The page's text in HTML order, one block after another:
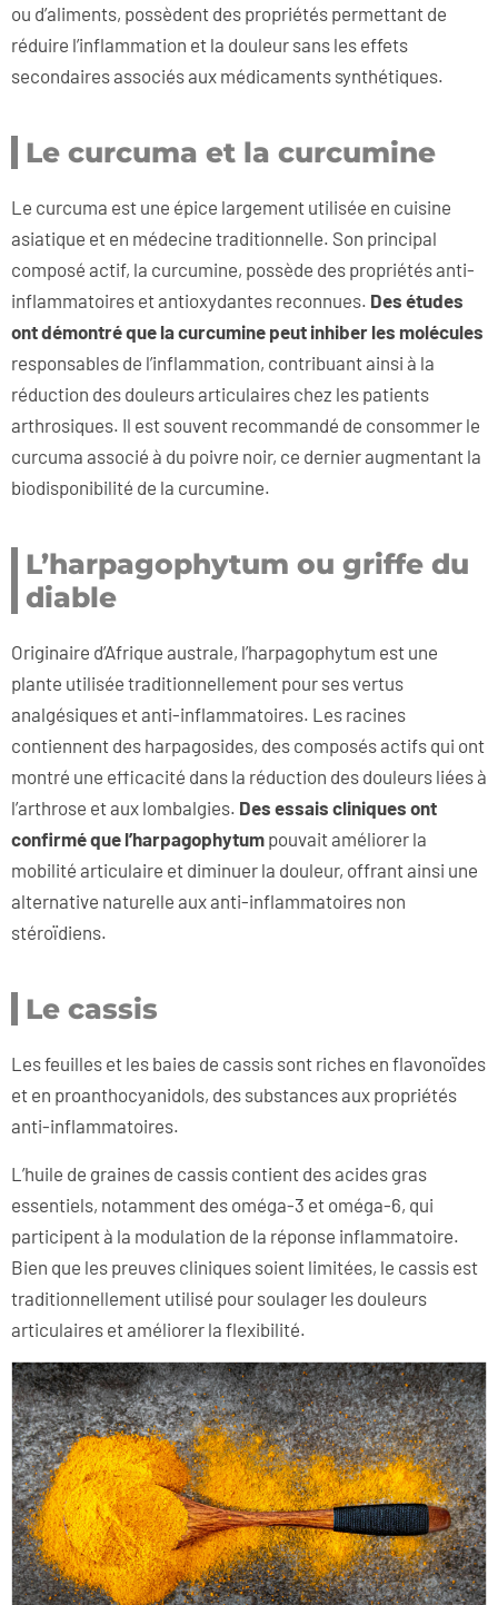
ou d’aliments, possèdent des propriétés permettant de
réduire l’inflammation et la douleur sans les effets
secondaires associés aux médicaments synthétiques.
Le curcuma et la curcumine
Le curcuma est une épice largement utilisée en cuisine
asiatique et en médecine traditionnelle. Son principal
composé actif, la curcumine, possède des propriétés anti-
inflammatoires et antioxydantes reconnues. Des études
ont démontré que la curcumine peut inhiber les molécules
responsables de l’inflammation, contribuant ainsi à la
réduction des douleurs articulaires chez les patients
arthrosiques. Il est souvent recommandé de consommer le
curcuma associé à du poivre noir, ce dernier augmentant la
biodisponibilité de la curcumine.
L’harpagophytum ou griffe du
diable
Originaire d’Afrique australe, l’harpagophytum est une
plante utilisée traditionnellement pour ses vertus
analgésiques et anti-inflammatoires. Les racines
contiennent des harpagosides, des composés actifs qui ont
montré une efficacité dans la réduction des douleurs liées à
l’arthrose et aux lombalgies. Des essais cliniques ont
confirméque l’harpagophytum pouvait améliorer la
mobilité articulaire et diminuer la douleur, offrant ainsi une
alternative naturelle aux anti-inflammatoires non
stéroïdiens.
Le cassis
Les feuilles et les baies de cassis sont riches en flavonoïdes
et en proanthocyanidols, des substances aux propriétés
anti-inflammatoires.
L’huile de graines de cassis contient des acides gras
essentiels, notamment des oméga-3 et oméga-6, qui
participent à la modulation de la réponse inflammatoire.
Bien que les preuves cliniques soient limitées, le cassis est
traditionnellement utilisé pour soulager les douleurs
articulaires et améliorer la flexibilité.